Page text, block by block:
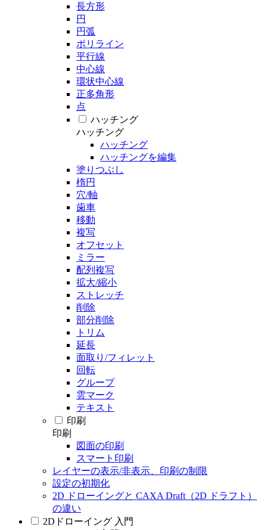
長方形
円
円弧
ポリライン
平行線
中心線
環状中心線
正多角形
点
ハッチング
ハッチング
ハッチング
ハッチングを編集
塗りつぶし
楕円
穴/軸
歯車
移動
複写
オフセット
ミラー
配列複写
拡大/縮小
ストレッチ
削除
部分削除
トリム
延長
面取り/フィレット
回転
グループ
雲マーク
テキスト
印刷
印刷
図面の印刷
スマート印刷
レイヤーの表示/非表示、印刷の制限
設定の初期化
2D ドローイングと CAXA Draft（2D ドラフト）
の違い
2Dドローイング 入門